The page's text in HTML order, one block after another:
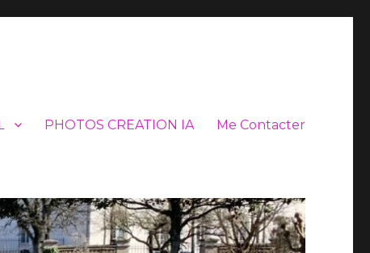
PHOTOS CREATION IA Me Contacter